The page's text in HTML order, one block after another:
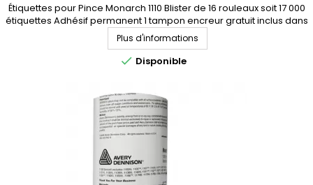
Étiquettes pour Pince Monarch 1110 Blister de 16 rouleaux soit 17 000
étiquettes Adhésif permanent 1 tampon encreur gratuit inclus dans
chaque blister Consultez-nous pour un devis et pour connaitre la
disponibilité.
Plus d'informations
 Disponible